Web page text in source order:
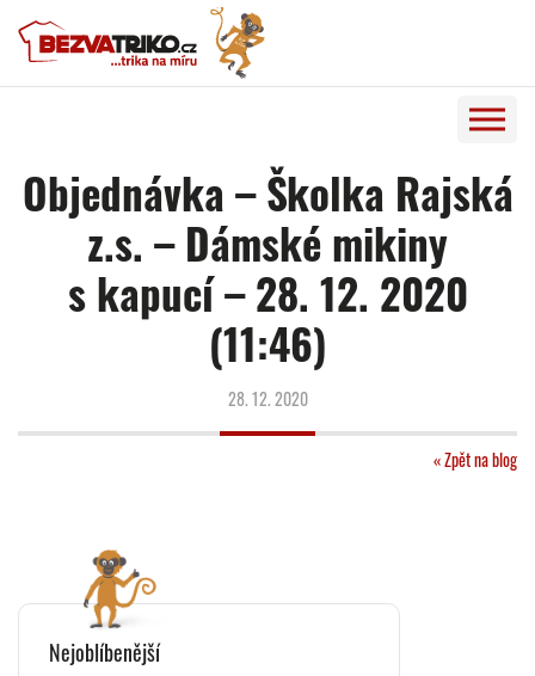
Objednávka – Školka Rajská
z.s. – Dámské mikiny
s kapucí – 28. 12. 2020
(11:46)
28. 12. 2020
« Zpět na blog
Nejoblíbenější